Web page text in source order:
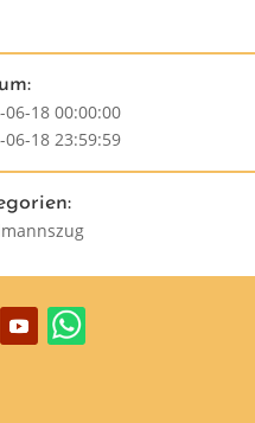
06-18 00:00:00
06-18 23:59:59